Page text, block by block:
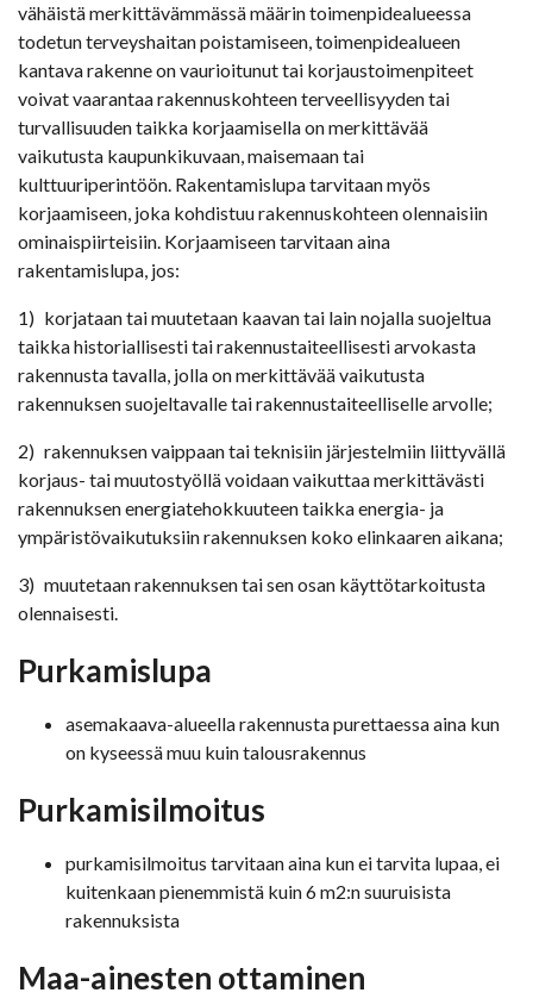
vähäistä merkittävämmässä määrin toimenpidealueessa
todetun terveyshaitan poistamiseen, toimenpidealueen
kantava rakenne on vaurioitunut tai korjaustoimenpiteet
voivat vaarantaa rakennuskohteen terveellisyyden tai
turvallisuuden taikka korjaamisella on merkittävää
vaikutusta kaupunkikuvaan, maisemaan tai
kulttuuriperintöön. Rakentamislupa tarvitaan myös
korjaamiseen, joka kohdistuu rakennuskohteen olennaisiin
ominaispiirteisiin. Korjaamiseen tarvitaan aina
rakentamislupa, jos:
1) korjataan tai muutetaan kaavan tai lain nojalla suojeltua
taikka historiallisesti tai rakennustaiteellisesti arvokasta
rakennusta tavalla, jolla on merkittävää vaikutusta
rakennuksen suojeltavalle tai rakennustaiteelliselle arvolle;
2) rakennuksen vaippaan tai teknisiin järjestelmiin liittyvällä
korjaus- tai muutostyöllä voidaan vaikuttaa merkittävästi
rakennuksen energiatehokkuuteen taikka energia- ja
ympäristövaikutuksiin rakennuksen koko elinkaaren aikana;
3) muutetaan rakennuksen tai sen osan käyttötarkoitusta
olennaisesti.
Purkamislupa
asemakaava-alueella rakennusta purettaessa aina kun
on kyseessä muu kuin talousrakennus
Purkamisilmoitus
purkamisilmoitus tarvitaan aina kun ei tarvita lupaa, ei
kuitenkaan pienemmistä kuin 6 m2:n suuruisista
rakennuksista
Maa-ainesten ottaminen